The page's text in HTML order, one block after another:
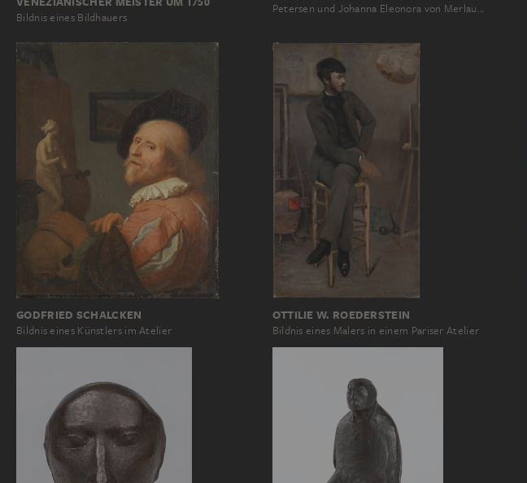
Bildnis eines Bildhauers
Petersen und Johanna Eleonora von Merlau…
GODFRIED SCHALCKEN
Bildnis eines Künstlers im Atelier
OTTILIE W. ROEDERSTEIN
Bildnis eines Malers in einem Pariser Atelier